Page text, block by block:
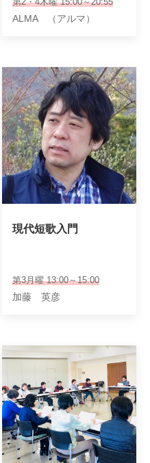
ALMA （アルマ）
現代短歌入門
第3月曜 13:00～15:00
加藤 英彦